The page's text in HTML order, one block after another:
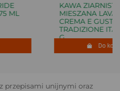
ML
KAWA ZIARNISTA
MIESZANA
CREMA E GUSTO
TRADIZIONE
G
Do
przepisami unijnymi oraz